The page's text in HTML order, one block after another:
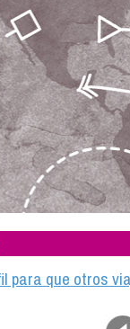
para que otros